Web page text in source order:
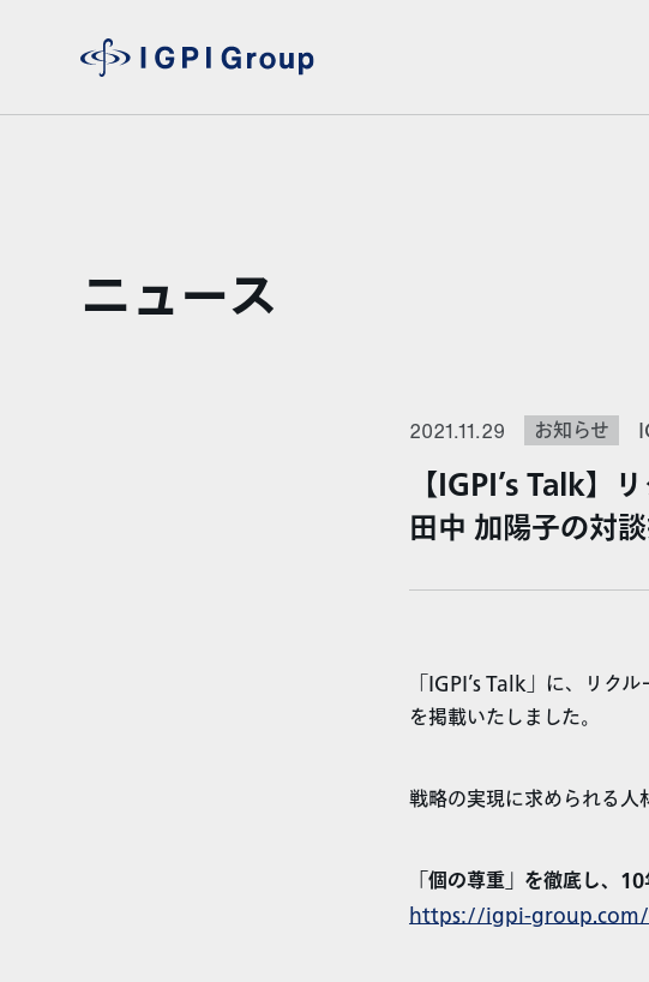
ニュース
2021.11.29 お知らせ
【IGPI’s Talk】
田中 加陽子の対
「IGPI’s Talk」に、リク
を掲載いたしました。
戦略の実現に求められる人
「個の尊重」を徹底し、
https://igpi-